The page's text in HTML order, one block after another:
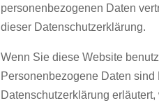
personenbezogenen Daten
dieser Datenschutzerklärung.
Wenn Sie diese Website
Personenbezogene Daten
Datenschutzerklärung